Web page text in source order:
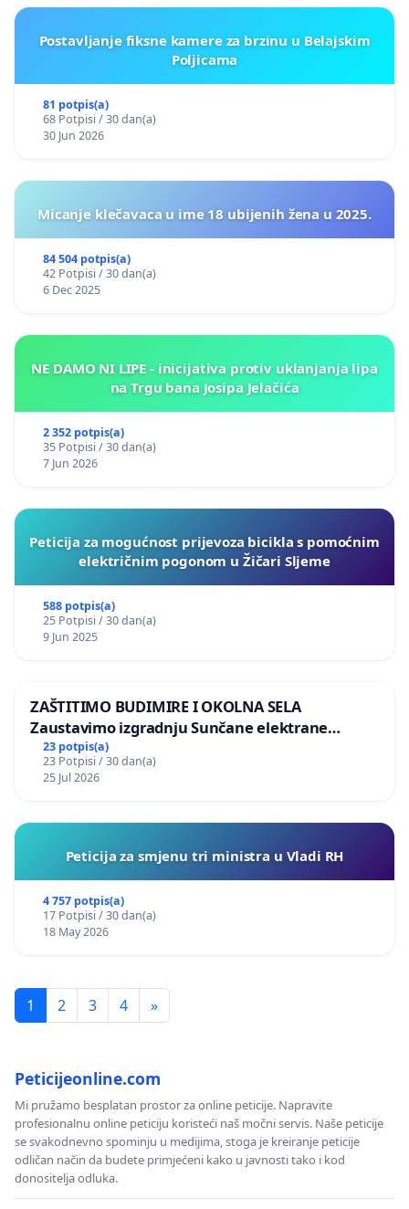
Postavljanje fiksne kamere za brzinu u Belajskim
Poljicama
81 potpis(a)
68 Potpisi / 30 dan(a)
30 Jun 2026
Micanje klečavaca u ime 18 ubijenih žena u 2025.
84 504 potpis(a)
42 Potpisi / 30 dan(a)
6 Dec 2025
NE DAMO NI LIPE - inicijativa protiv uklanjanja lipa
na Trgu bana Josipa Jelačića
2 352 potpis(a)
35 Potpisi / 30 dan(a)
7 Jun 2026
Peticija za mogućnost prijevoza bicikla s pomoćnim
električnim pogonom u Žičari Sljeme
588 potpis(a)
25 Potpisi / 30 dan(a)
9 Jun 2025
ZAŠTITIMO BUDIMIRE I OKOLNA SELA
Zaustavimo izgradnju Sunčane elektrane
Vedrine na području Ugljana
23 potpis(a)
23 Potpisi / 30 dan(a)
25 Jul 2026
Peticija za smjenu tri ministra u Vladi RH
4 757 potpis(a)
17 Potpisi / 30 dan(a)
18 May 2026
1 2 3 4 »
Peticijeonline.com
Mi pružamo besplatan prostor za online peticije. Napravite
profesionalnu online peticiju koristeći naš močni servis. Naše peticije
se svakodnevno spominju u medijima, stoga je kreiranje peticije
odličan način da budete primjećeni kako u javnosti tako i kod
donositelja odluka.